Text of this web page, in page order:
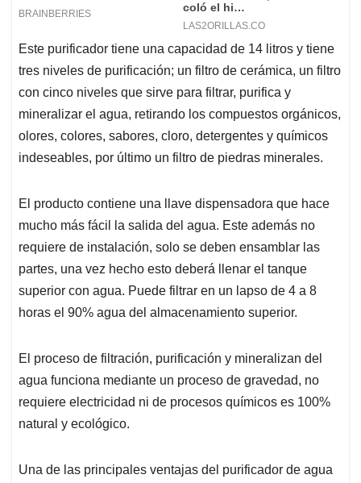
Este purificador tiene una capacidad de 14 litros y tiene
tres niveles de purificación; un filtro de cerámica, un filtro
con cinco niveles que sirve para filtrar, purifica y
mineralizar el agua, retirando los compuestos orgánicos,
olores, colores, sabores, cloro, detergentes y químicos
indeseables, por último un filtro de piedras minerales.
El producto contiene una llave dispensadora que hace
mucho más fácil la salida del agua. Este además no
requiere de instalación, solo se deben ensamblar las
partes, una vez hecho esto deberá llenar el tanque
superior con agua. Puede filtrar en un lapso de 4 a 8
horas el 90% agua del almacenamiento superior.
El proceso de filtración, purificación y mineralizan del
agua funciona mediante un proceso de gravedad, no
requiere electricidad ni de procesos químicos es 100%
natural y ecológico.
Una de las principales ventajas del purificador de agua